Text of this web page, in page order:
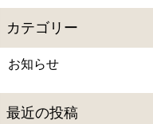
お知らせ